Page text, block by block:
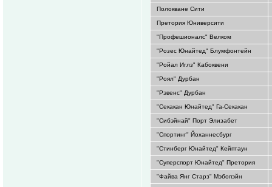
Полокване Сити
Претория Юниверсити
"Профешионалс" Велком
"Розес Юнайтед" Блумфонтейн
"Ройал Иглз" Кабоквени
"Роял" Дурбан
"Рэвенс" Дурбан
"Секакан Юнайтед" Га-Секакан
"Сибэйнай" Порт Элизабет
"Спортинг" Йоханнесбург
"Стинберг Юнайтед" Кейптаун
"Суперспорт Юнайтед" Претория
"Файва Янг Старз" Мэбопэйн